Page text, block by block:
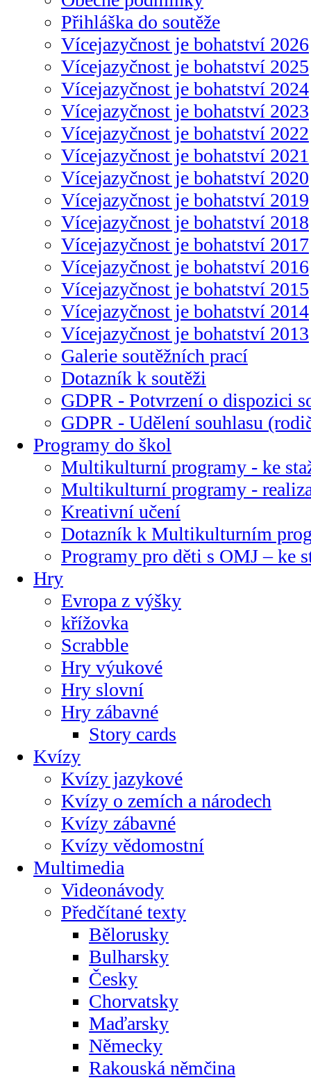
Přihláška do soutěže
Vícejazyčnost je bohatství 2026
Vícejazyčnost je bohatství 2025
Vícejazyčnost je bohatství 2024
Vícejazyčnost je bohatství 2023
Vícejazyčnost je bohatství 2022
Vícejazyčnost je bohatství 2021
Vícejazyčnost je bohatství 2020
Vícejazyčnost je bohatství 2019
Vícejazyčnost je bohatství 2018
Vícejazyčnost je bohatství 2017
Vícejazyčnost je bohatství 2016
Vícejazyčnost je bohatství 2015
Vícejazyčnost je bohatství 2014
Vícejazyčnost je bohatství 2013
Galerie soutěžních prací
Dotazník k soutěži
GDPR - Potvrzení o dispozici
GDPR - Udělení souhlasu
Programy do škol
Multikulturní programy - ke
Multikulturní programy -
Kreativní učení
Dotazník k Multikulturním
Programy pro děti s OMJ – ke
Hry
Evropa z výšky
křížovka
Scrabble
Hry výukové
Hry slovní
Hry zábavné
Story cards
Kvízy
Kvízy jazykové
Kvízy o zemích a národech
Kvízy zábavné
Kvízy vědomostní
Multimedia
Videonávody
Předčítané texty
Bělorusky
Bulharsky
Česky
Chorvatsky
Maďarsky
Německy
Rakouská němčina